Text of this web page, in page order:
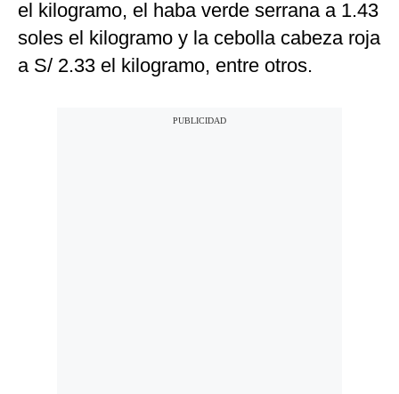
el kilogramo, el haba verde serrana a 1.43
soles el kilogramo y la cebolla cabeza roja
a S/ 2.33 el kilogramo, entre otros.